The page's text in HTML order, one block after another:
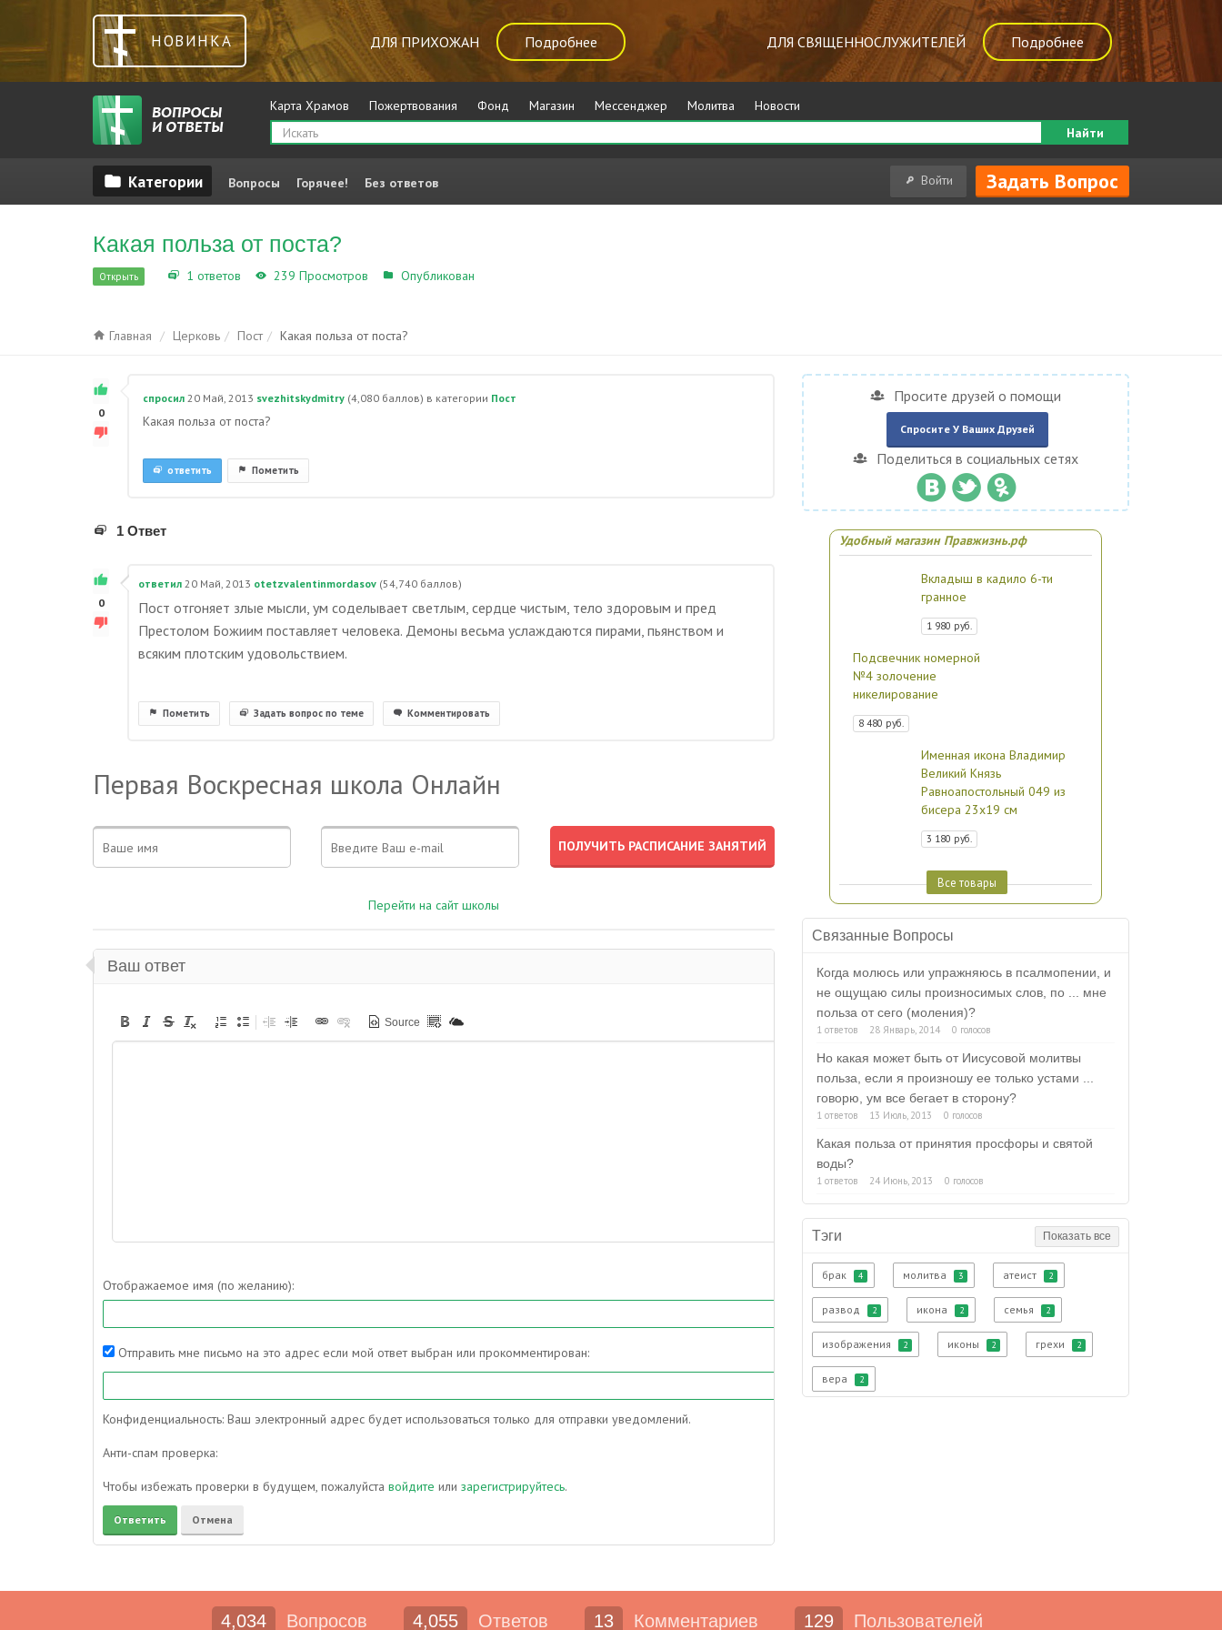
НОВИНКА ДЛЯ ПРИХОЖАН Подробнее ДЛЯ СВЯЩЕННОСЛУЖИТЕЛЕЙ Подробнее
Карта Храмов Пожертвования Фонд Магазин Мессенджер Молитва
Новости
Найти
Вопросы Горячее! Без ответов Войти Задать Вопрос
Какая польза от поста?
Открыть 1 ответов 239 Просмотров Опубликован
Главная Церковь Пост Какая польза от поста?
0
спросил 20 Май, 2013 svezhitskydmitry (4,080 баллов) в категории Пост
Какая польза от поста?
Пометить
ответить
1 Ответ
0
ответил 20 Май, 2013 otetzvalentinmordasov (54,740 баллов)
Пост отгоняет злые мысли, ум соделывает светлым, сердце чистым, тело здоровым и пред
Престолом Божиим поставляет человека. Демоны весьма услаждаются пирами, пьянством и
всяким плотским удовольствием.
Пометить Задать вопрос по теме Комментировать
Первая Воскресная школа Онлайн
Перейти на сайт школы
Ваш ответ
Source
Отображаемое имя (по желанию):
Отправить мне письмо на это адрес если мой ответ выбран или прокомментирован:
Конфиденциальность: Ваш электронный адрес будет использоваться только для отправки уведомлений.
Анти-спам проверка:
Чтобы избежать проверки в будущем, пожалуйста войдите или зарегистрируйтесь.
Просите друзей о помощи
Спросите У Ваших Друзей
Поделиться в социальных сетях
Удобный магазин Правжизнь.рф
Вкладыш в кадило 6-ти
гранное
1 980 руб.
Подсвечник номерной
№4 золочение
никелирование
8 480 руб.
Именная икона Владимир
Великий Князь
Равноапостольный 049 из
бисера 23х19 см
3 180 руб.
Все товары
Связанные Вопросы
Когда молюсь или упражняюсь в псалмопении, и
не ощущаю силы произносимых слов, по ... мне
польза от сего (моления)?
1 ответов 28 Январь, 2014 0 голосов
Но какая может быть от Иисусовой молитвы
польза, если я произношу ее только устами ...
говорю, ум все бегает в сторону?
1 ответов 13 Июль, 2013 0 голосов
Какая польза от принятия просфоры и святой
воды?
1 ответов 24 Июнь, 2013 0 голосов
Тэги Показать все
брак 4 молитва 3 атеист 2
развод 2 икона 2 семья 2
изображения 2 иконы 2 грехи 2
вера 2
4,034 Вопросов 4,055 Ответов 13 Комментариев 129 Пользователей